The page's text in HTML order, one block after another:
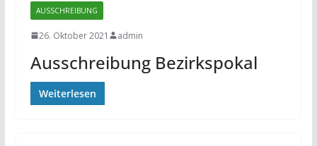
AUSSCHREIBUNG
26. Oktober 2021 admin
Ausschreibung Bezirkspokal
Weiterlesen